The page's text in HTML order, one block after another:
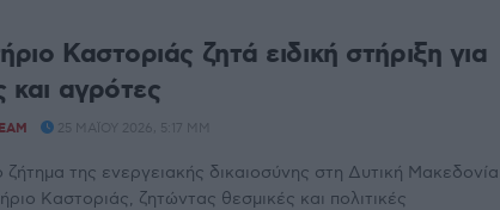
Καστοριάς ζητά ειδική στήριξη για
και αγρότες
25 ΜΑΪ́ΟΥ 2026, 5:17 ΜΜ
της ενεργειακής δικαιοσύνης στη Δυτική Μακεδονία
Καστοριάς, ζητώντας θεσμικές και πολιτικές